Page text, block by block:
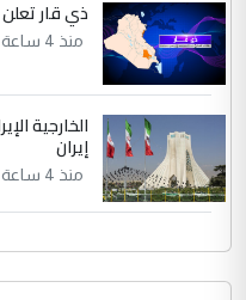
ذي قار
منذ 4 ساعة
الخارجية
إيران
منذ 4 ساعة